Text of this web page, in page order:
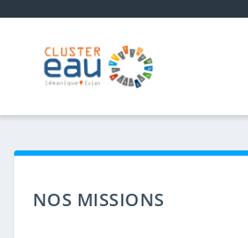
NOS MISSIONS